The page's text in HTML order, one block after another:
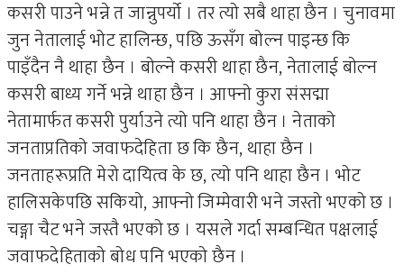
कसरी पाउने भन्ने त जान्नुपर्यो । तर त्यो सबै थाहा छैन । चुनावमा
जुन नेतालाई भोट हालिन्छ, पछि ऊसँग बोल्न पाइन्छ कि
पाइँदैन नै थाहा छैन । बोल्ने कसरी थाहा छैन, नेतालाई बोल्न
कसरी बाध्य गर्ने भन्ने थाहा छैन । आफ्नो कुरा संसद्मा
नेतामार्फत कसरी पुर्याउने त्यो पनि थाहा छैन । नेताको
जनताप्रतिको जवाफदेहिता छ कि छैन, थाहा छैन ।
जनताहरूप्रति मेरो दायित्व के छ, त्यो पनि थाहा छैन । भोट
हालिसकेपछि सकियो, आफ्नो जिम्मेवारी भने जस्तो भएको छ ।
चङ्गा चैट भने जस्तै भएको छ । यसले गर्दा सम्बन्धित पक्षलाई
जवाफदेहिताको बोध पनि भएको छैन ।